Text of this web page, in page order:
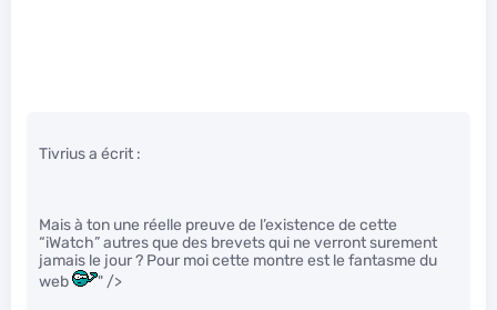
Tivrius a écrit :
Mais à ton une réelle preuve de l’existence de cette
“iWatch” autres que des brevets qui ne verront surement
jamais le jour ? Pour moi cette montre est le fantasme du
web
" />